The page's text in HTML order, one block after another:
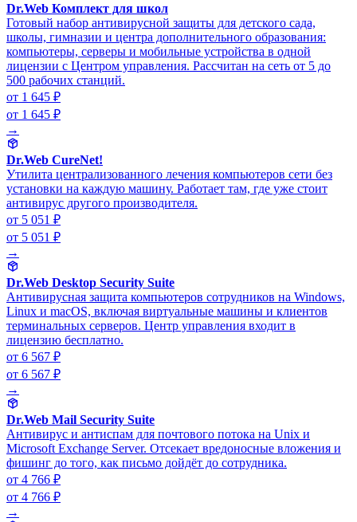
Dr.Web Комплект для школ
Готовый набор антивирусной защиты для детского сада,
школы, гимназии и центра дополнительного образования:
компьютеры, серверы и мобильные устройства в одной
лицензии с Центром управления. Рассчитан на сеть от 5 до
500 рабочих станций.
от 1 645 ₽
от 1 645 ₽
→
Dr.Web CureNet!
Утилита централизованного лечения компьютеров сети без
установки на каждую машину. Работает там, где уже стоит
антивирус другого производителя.
от 5 051 ₽
от 5 051 ₽
→
Dr.Web Desktop Security Suite
Антивирусная защита компьютеров сотрудников на Windows,
Linux и macOS, включая виртуальные машины и клиентов
терминальных серверов. Центр управления входит в
лицензию бесплатно.
от 6 567 ₽
от 6 567 ₽
→
Dr.Web Mail Security Suite
Антивирус и антиспам для почтового потока на Unix и
Microsoft Exchange Server. Отсекает вредоносные вложения и
фишинг до того, как письмо дойдёт до сотрудника.
от 4 766 ₽
от 4 766 ₽
→